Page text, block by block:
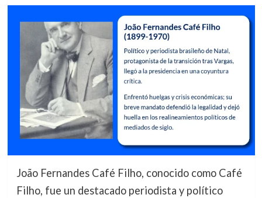
João Fernandes Café Filho, conocido como Café
Filho, fue un destacado periodista y político